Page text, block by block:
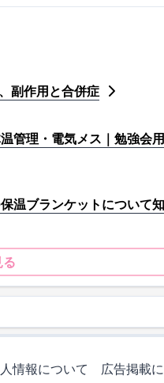
副作用と合併症
管理・電気メス｜勉強会
温ブランケットについて
る
情報について 広告掲載